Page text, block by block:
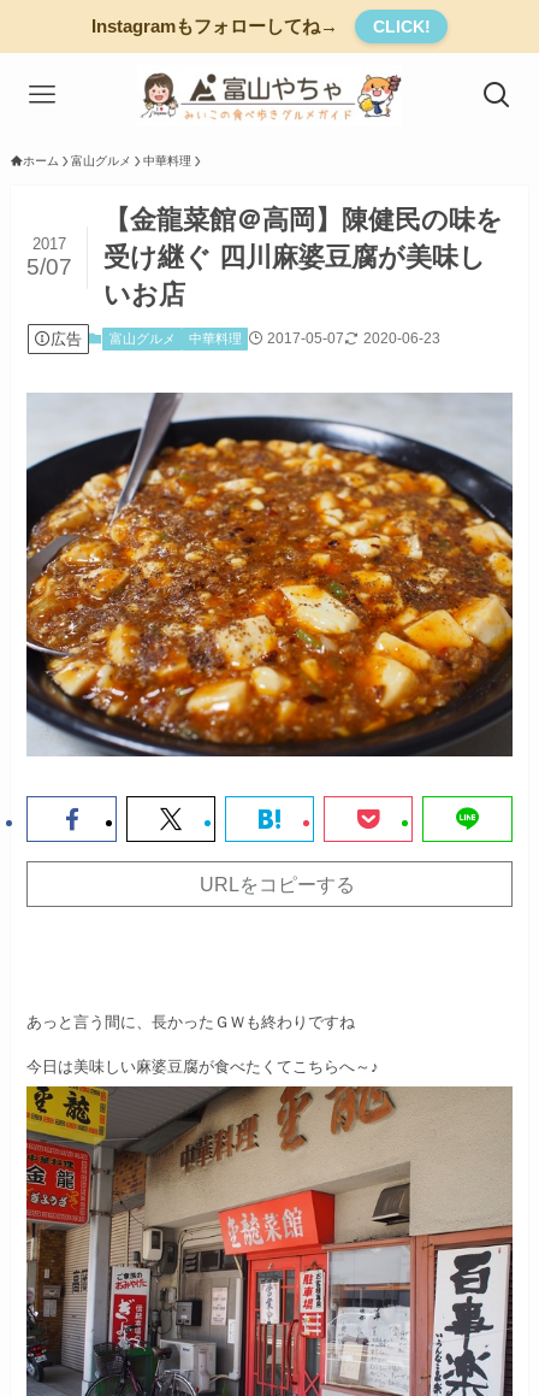
Instagramもフォローしてね→ CLICK!
ホーム 富山グルメ 中華料理
【金龍菜館＠高岡】陳健民の味を
受け継ぐ 四川麻婆豆腐が美味し
いお店
2017
5/07
広告 富山グルメ 中華料理 2017-05-07 2020-06-23
URLをコピーする
あっと言う間に、長かったＧＷも終わりですね
今日は美味しい麻婆豆腐が食べたくてこちらへ～♪